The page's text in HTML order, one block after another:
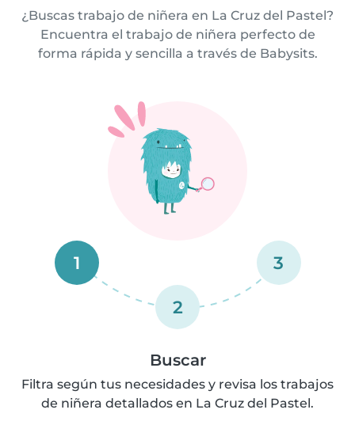
¿Buscas trabajo de niñera en La Cruz del Pastel?
Encuentra el trabajo de niñera perfecto de
forma rápida y sencilla a través de Babysits.
1
2
3
Buscar
Filtra según tus necesidades y revisa los trabajos
de niñera detallados en La Cruz del Pastel.